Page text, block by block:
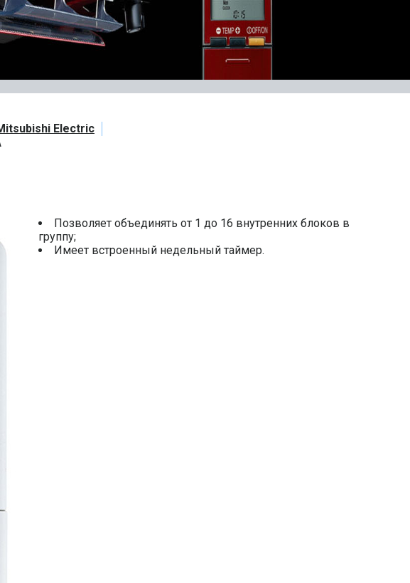
Electric
Позволяет объединять от 1 до 16 внутренних блоков в
группу;
Имеет встроенный недельный таймер.